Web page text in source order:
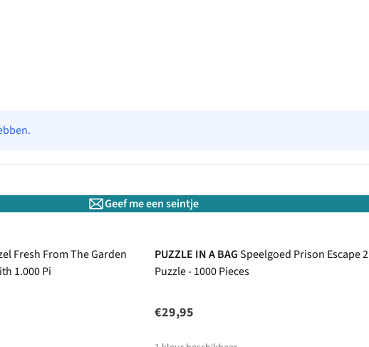
Geef me een seintje
Fresh From The Garden
1.000 Pi
PUZZLE IN A BAGSpeelgoed Prison Escape 2
Puzzle - 1000 Pieces
€29,95